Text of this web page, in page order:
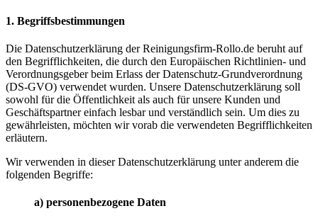
1. Begriffsbestimmungen
Die Datenschutzerklärung der Reinigungsfirm-Rollo.de beruht auf
den Begrifflichkeiten, die durch den Europäischen Richtlinien- und
Verordnungsgeber beim Erlass der Datenschutz-Grundverordnung
(DS-GVO) verwendet wurden. Unsere Datenschutzerklärung soll
sowohl für die Öffentlichkeit als auch für unsere Kunden und
Geschäftspartner einfach lesbar und verständlich sein. Um dies zu
gewährleisten, möchten wir vorab die verwendeten Begrifflichkeiten
erläutern.
Wir verwenden in dieser Datenschutzerklärung unter anderem die
folgenden Begriffe:
a) personenbezogene Daten